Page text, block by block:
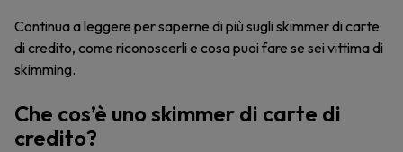
Continua a leggere per saperne di più sugli skimmer di carte
di credito, come riconoscerli e cosa puoi fare se sei vittima di
skimming.
Che cos’è uno skimmer di carte di
credito?